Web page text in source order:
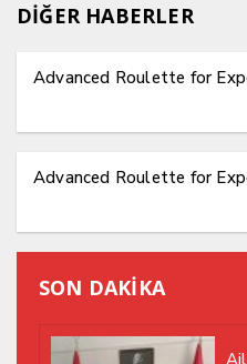
DİĞER HABERLER
Advanced Roulette for
Advanced Roulette for
SON DAKİKA